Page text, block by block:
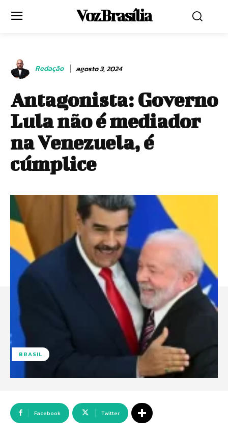
Voz Brasília
Redação agosto 3, 2024
Antagonista: Governo
Lula não é mediador
na Venezuela, é
cúmplice
BRASIL
Facebook Twitter